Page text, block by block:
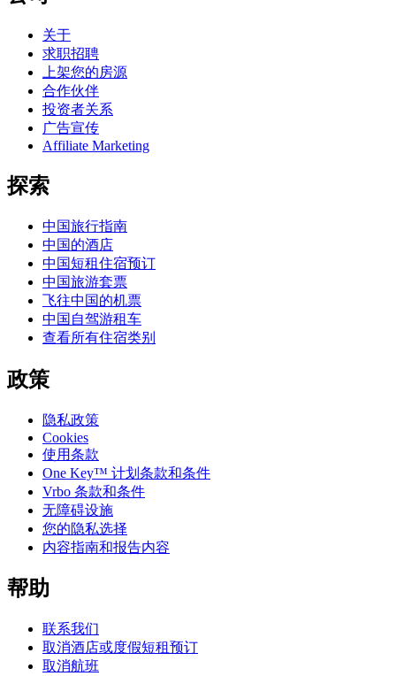
关于
求职招聘
上架您的房源
合作伙伴
投资者关系
广告宣传
Affiliate Marketing
探索
中国旅行指南
中国的酒店
中国短租住宿预订
中国旅游套票
飞往中国的机票
中国自驾游租车
查看所有住宿类别
政策
隐私政策
Cookies
使用条款
One Key™ 计划条款和条件
Vrbo 条款和条件
无障碍设施
您的隐私选择
内容指南和报告内容
帮助
联系我们
取消酒店或度假短租预订
取消航班